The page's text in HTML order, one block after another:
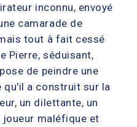
inconnu, envoyé
camarade de
tout à fait cessé
Pierre, séduisant,
de peindre une
qu'il a construit sur la
un dilettante, un
joueur maléfique et